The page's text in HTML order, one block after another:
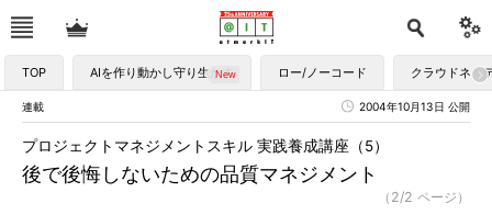
TOP AIを作り動かし守り生かす ロー/ノーコード クラウドネイ
連載 2004年10月13日 公開
後で後悔しないための品質マネジメント
プロジェクトマネジメントスキル 実践養成講座（5）
（2/2 ページ）